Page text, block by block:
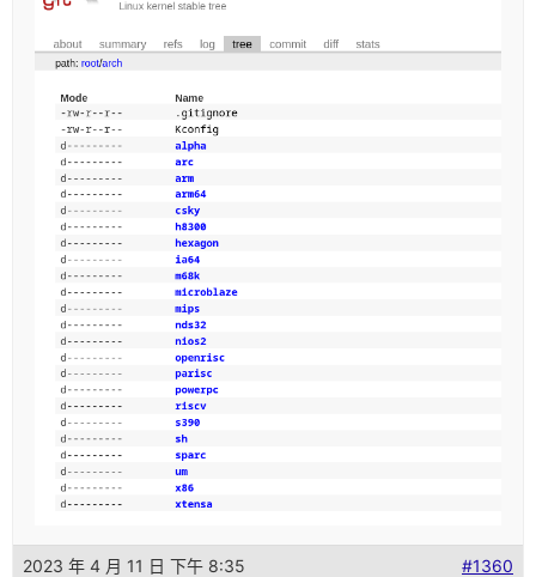
2023 年 4 月 11 日 下午 8:35 #1360